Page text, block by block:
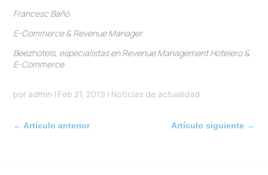
Francesc Bañó
E-Commerce& Revenue Manager
Beezhotels, especialistas en Revenue Management Hotelero &
E-Commerce
por admin | Feb 21, 2019 | Noticias de actualidad
← Artículo anterior Artículo siguiente→